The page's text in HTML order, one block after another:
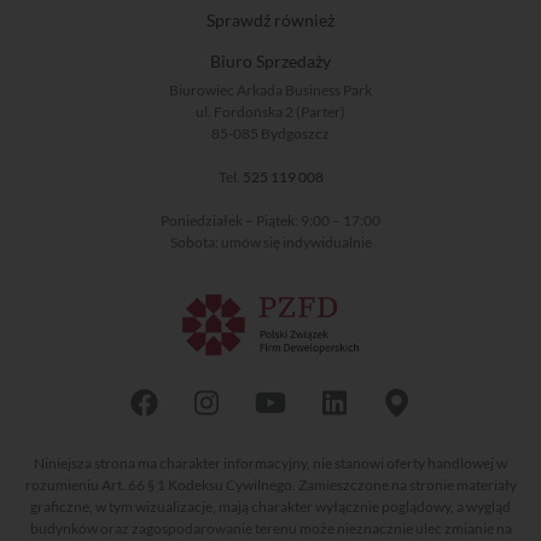
Sprawdź również
Biuro Sprzedaży
Biurowiec Arkada Business Park
ul. Fordońska 2 (Parter)
85-085 Bydgoszcz
Tel. 525 119 008
Poniedziałek – Piątek: 9:00 – 17:00
Sobota: umów się indywidualnie
Niniejsza strona ma charakter informacyjny, nie stanowi oferty handlowej w
rozumieniu Art. 66 § 1 Kodeksu Cywilnego. Zamieszczone na stronie materiały
graficzne, w tym wizualizacje, mają charakter wyłącznie poglądowy, a wygląd
budynków oraz zagospodarowanie terenu może nieznacznie ulec zmianie na